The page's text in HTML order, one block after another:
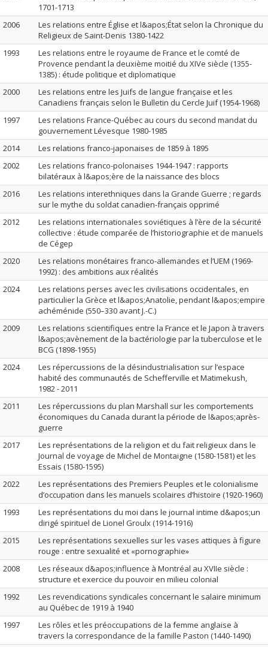
1701-1713
2006
Les relations entre Église et l&apos;État selon la Chronique du
Religieux de Saint-Denis 1380-1422
1993
Les relations entre le royaume de France et le comté de
Provence pendant la deuxième moitié du XIVe siècle (1355-
1385) : étude politique et diplomatique
2000
Les relations entre les Juifs de langue française et les
Canadiens français selon le Bulletin du Cercle Juif (1954-1968)
1997
Les relations France-Québec au cours du second mandat du
gouvernement Lévesque 1980-1985
2014
Les relations franco-japonaises de 1859 à 1895
2002
Les relations franco-polonaises 1944-1947 : rapports
bilatéraux à l&apos;ère de la naissance des blocs
2016
Les relations interethniques dans la Grande Guerre ; regards
sur le mythe du soldat canadien-français opprimé
2012
Les relations internationales soviétiques à l’ère de la sécurité
collective : étude comparée de l’historiographie et de manuels
de Cégep
2020
Les relations monétaires franco-allemandes et l’UEM (1969-
1992) : des ambitions aux réalités
2024
Les relations perses avec les civilisations occidentales, en
particulier la Grèce et l&apos;Anatolie, pendant l&apos;empire
achéménide (550–330 avant J.-C.)
2009
Les relations scientifiques entre la France et le Japon à travers
l&apos;avènement de la bactériologie par la tuberculose et le
BCG (1898-1955)
2024
Les répercussions de la désindustrialisation sur l’espace
habité des communautés de Schefferville et Matimekush,
1982 - 2011
2011
Les répercussions du plan Marshall sur les comportements
économiques du Canada durant la période de l&apos;après-
guerre
2017
Les représentations de la religion et du fait religieux dans le
Journal de voyage de Michel de Montaigne (1580-1581) et les
Essais (1580-1595)
2022
Les représentations des Premiers Peuples et le colonialisme
d’occupation dans les manuels scolaires d’histoire (1920-1960)
1993
Les représentations du moi dans le journal intime d&apos;un
dirigé spirituel de Lionel Groulx (1914-1916)
2015
Les représentations sexuelles sur les vases attiques à figure
rouge : entre sexualité et «pornographie»
2008
Les réseaux d&apos;influence à Montréal au XVIIe siècle :
structure et exercice du pouvoir en milieu colonial
1992
Les revendications syndicales concernant le salaire minimum
au Québec de 1919 à 1940
1997
Les rôles et les préoccupations de la femme anglaise à
travers la correspondance de la famille Paston (1440-1490)